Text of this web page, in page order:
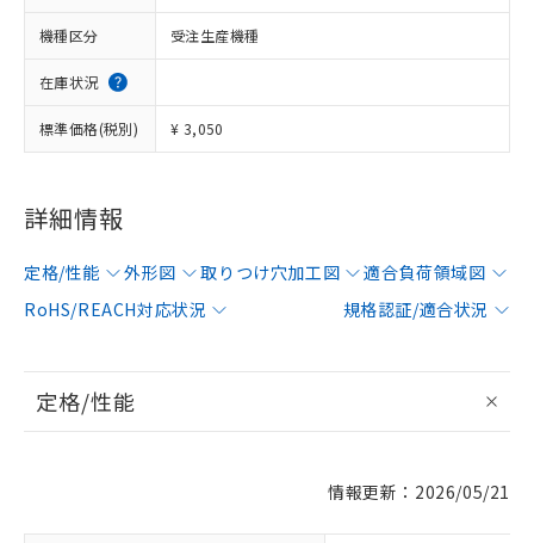
機種区分 受注生産機種
在庫状況
標準価格(税別) ¥ 3,050
詳細情報
定格/性能 外形図 取りつけ穴加工図
適合負荷領域図
RoHS/REACH対応状況
規格認証/適合状況
定格/性能
情報更新：2026/05/21